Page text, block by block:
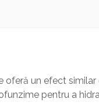
un efect
pentru a